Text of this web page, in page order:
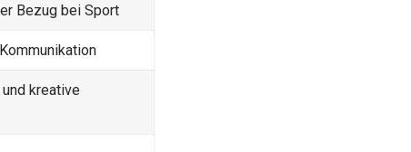
Bezug bei Sport
kreative